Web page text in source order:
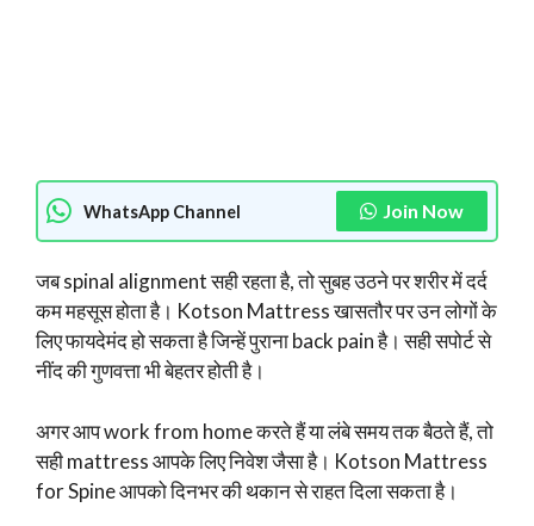
WhatsApp Channel Join Now
जब spinal alignment सही रहता है, तो सुबह उठने पर शरीर में दर्द
कम महसूस होता है। Kotson Mattress खासतौर पर उन लोगों के
लिए फायदेमंद हो सकता है जिन्हें पुराना back pain है। सही सपोर्ट से
नींद की गुणवत्ता भी बेहतर होती है।
अगर आप work from home करते हैं या लंबे समय तक बैठते हैं, तो
सही mattress आपके लिए निवेश जैसा है। Kotson Mattress
for Spine आपको दिनभर की थकान से राहत दिला सकता है।